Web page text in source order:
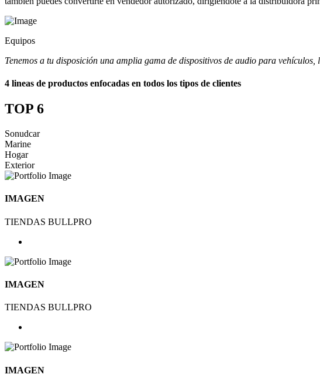
Equipos
Tenemos a tu disposición una amplia gama de dispositivos de audio para vehículos,
4 lineas de productos enfocadas en todos los tipos de clientes
TOP 6
Sonudcar
Marine
Hogar
Exterior
IMAGEN
TIENDAS BULLPRO
IMAGEN
TIENDAS BULLPRO
IMAGEN